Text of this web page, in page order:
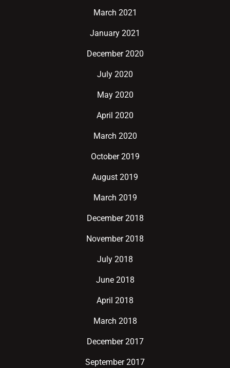
March 2021
January 2021
December 2020
July 2020
May 2020
April 2020
March 2020
October 2019
August 2019
March 2019
December 2018
November 2018
July 2018
June 2018
April 2018
March 2018
December 2017
September 2017